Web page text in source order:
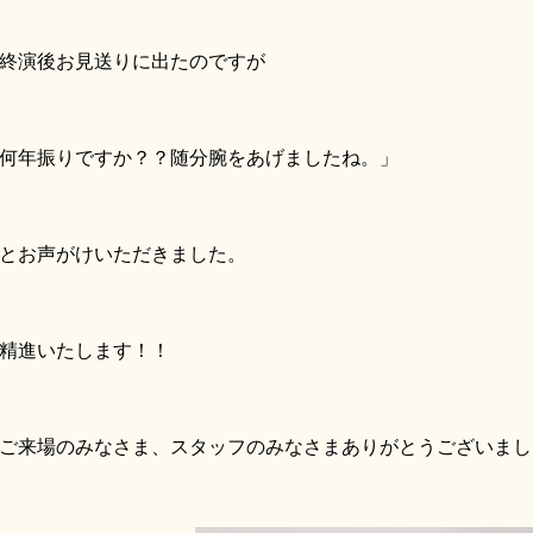
後お見送りに出たのですが
年振りですか？？随分腕をあげましたね。」
声がけいただきました。
いたします！！
場のみなさま、スタッフのみなさまありがとうございま